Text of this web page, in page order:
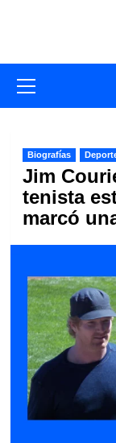
primario
Biografías
Jim
tenista
marcó